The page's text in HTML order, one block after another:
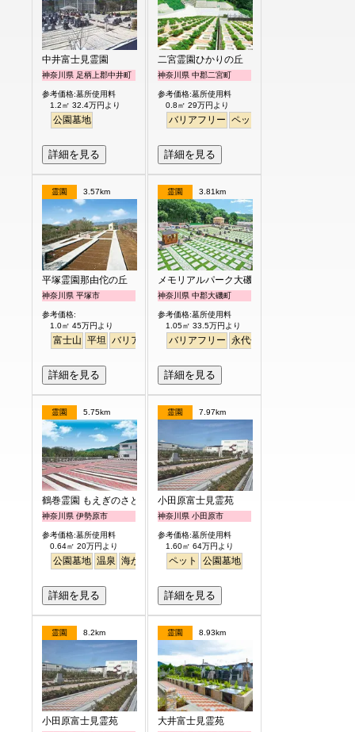
中井富士見霊園
神奈川県 足柄上郡中井町
参考価格:墓所使用料
1.2㎡ 32.4万円より
公園墓地
詳細を見る
二宮霊園ひかりの丘
神奈川県 中郡二宮町
参考価格:墓所使用料
0.8㎡ 29万円より
バリアフリー ペット
詳細を見る
霊園 3.57km
平塚霊園那由佗の丘
神奈川県 平塚市
参考価格:
1.0㎡ 45万円より
富士山 平坦 バリアフリー
詳細を見る
霊園 3.81km
メモリアルパーク大磯
神奈川県 中郡大磯町
参考価格:墓所使用料
1.05㎡ 33.5万円より
バリアフリー 永代供養
詳細を見る
霊園 5.75km
鶴巻霊園 もえぎのさと
神奈川県 伊勢原市
参考価格:墓所使用料
0.64㎡ 20万円より
公園墓地 温泉 海がみえる ペット
詳細を見る
霊園 7.97km
小田原富士見霊苑
神奈川県 小田原市
参考価格:墓所使用料
1.60㎡ 64万円より
ペット 公園墓地
詳細を見る
霊園 8.2km
小田原富士見霊苑
霊園 8.93km
大井富士見霊苑